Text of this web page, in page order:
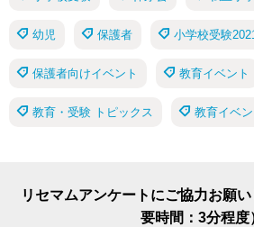
幼児 保護者 小学校受験
保護者向けイベント 教育イベント
教育・受験 トピックス 教育イベ
リセマムアンケートにご協力お願
要時間：3分程度